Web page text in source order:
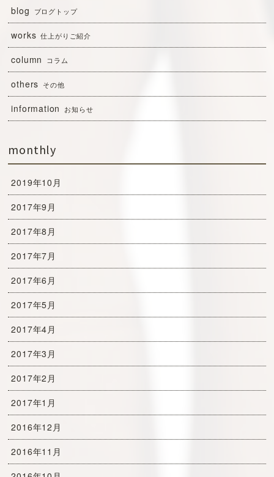
blog ブログトップ
works 仕上がりご紹介
column コラム
others その他
information お知らせ
monthly
2019年10月
2017年9月
2017年8月
2017年7月
2017年6月
2017年5月
2017年4月
2017年3月
2017年2月
2017年1月
2016年12月
2016年11月